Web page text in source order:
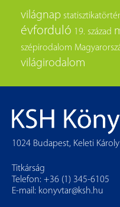
világnap
évforduló 19. század
szépirodalom
világirodalom
1024 Budapest, Keleti
Titkárság
Telefon: +36 (1) 345-6105
E-mail: konyvtar@ksh.hu